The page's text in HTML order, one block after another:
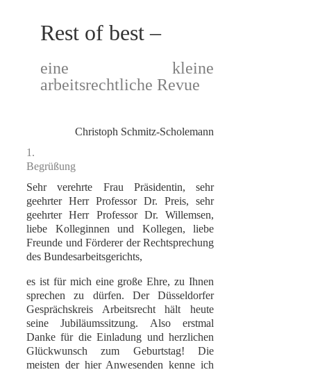
Rest of best –
eine kleine
arbeitsrechtliche Revue
Christoph Schmitz-Scholemann
1.
Begrüßung
Sehr verehrte Frau Präsidentin, sehr
geehrter Herr Professor Dr. Preis, sehr
geehrter Herr Professor Dr. Willemsen,
liebe Kolleginnen und Kollegen, liebe
Freunde und Förderer der Rechtsprechung
des Bundesarbeitsgerichts,
es ist für mich eine große Ehre, zu Ihnen
sprechen zu dürfen. Der Düsseldorfer
Gesprächskreis Arbeitsrecht hält heute
seine Jubiläumssitzung. Also erstmal
Danke für die Einladung und herzlichen
Glückwunsch zum Geburtstag! Die
meisten der hier Anwesenden kenne ich